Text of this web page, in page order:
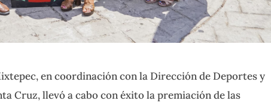
en coordinación con la Dirección de Deportes y
Cruz, llevó a cabo con éxito lapremiación de las